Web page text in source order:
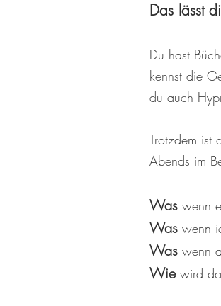
Das lässt
Du hast
kennst die
du auch
Trotzdem ist
Abends im
Was wenn
Was wenn
Was wenn
Wie wird